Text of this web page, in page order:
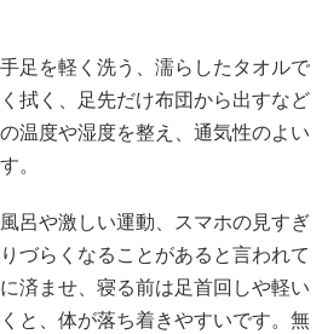
足を軽く洗う、濡らしたタオルで
拭く、足先だけ布団から出すなど
温度や湿度を整え、通気性のよい
。
呂や激しい運動、スマホの見すぎ
づらくなることがあると言われて
済ませ、寝る前は足首回しや軽い
と、体が落ち着きやすいです。無